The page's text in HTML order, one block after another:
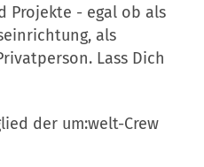
Projekte - egal ob als
als
Lass Dich
der um:welt-Crew